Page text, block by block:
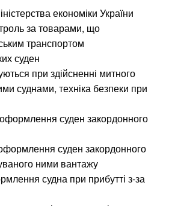
економіки України
за товарами, що
транспортом
суден
при здійсненні митного
суднами, техніка безпеки при
суден закордонного
суден закордонного
ними вантажу
судна при прибутті з-за